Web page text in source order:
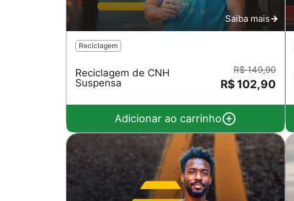
Saiba mais
Reciclagem
Reciclagem de CNH
Suspensa
R$ 149,90
R$ 102,90
Adicionar ao carrinho